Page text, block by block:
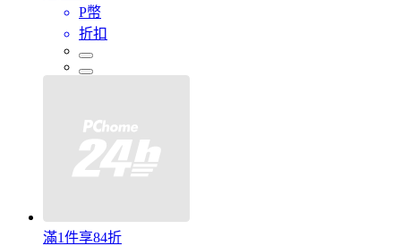
P幣
折扣
滿1件享84折